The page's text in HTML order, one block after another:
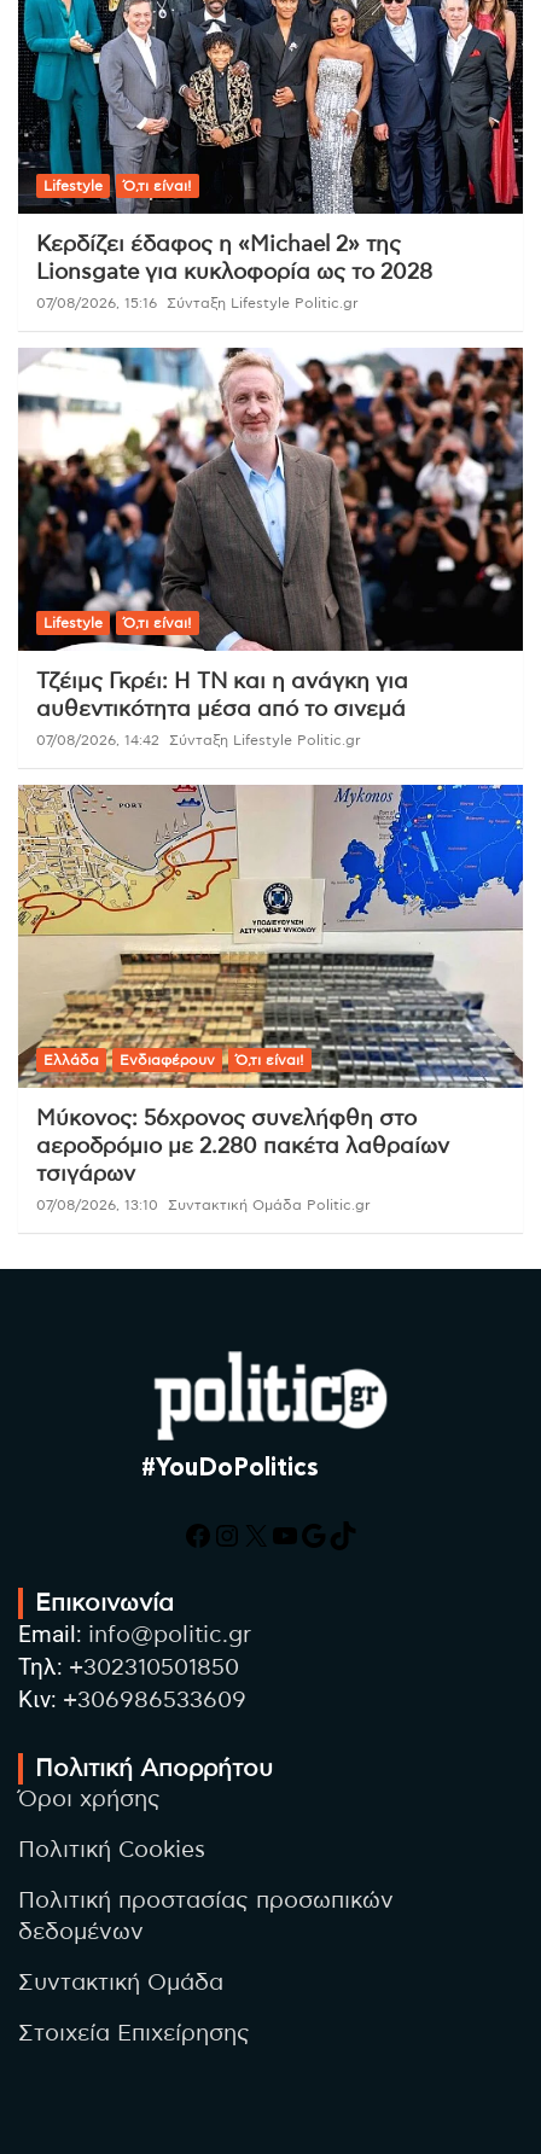
Lifestyle Ό,τι είναι!
Κερδίζει έδαφος η «Michael 2» της
Lionsgate για κυκλοφορία ως το 2028
07/08/2026, 15:16 Σύνταξη Lifestyle Politic.gr
Lifestyle Ό,τι είναι!
Τζέιμς Γκρέι: Η ΤΝ και η ανάγκη για
αυθεντικότητα μέσα από το σινεμά
07/08/2026, 14:42 Σύνταξη Lifestyle Politic.gr
Ελλάδα Ενδιαφέρουν Ό,τι είναι!
Μύκονος: 56χρονος συνελήφθη στο
αεροδρόμιο με 2.280 πακέτα λαθραίων
τσιγάρων
07/08/2026, 13:10 Συντακτική Ομάδα Politic.gr
#YouDoPolitics
Facebook
Instagram
X YouTube
Google
TikTok
Επικοινωνία
Email: info@politic.gr
Τηλ: +302310501850
Κιν: +306986533609
Πολιτική Απορρήτου
Όροι χρήσης
Πολιτική Cookies
Πολιτική προστασίας προσωπικών
δεδομένων
Συντακτική Ομάδα
Στοιχεία Επιχείρησης